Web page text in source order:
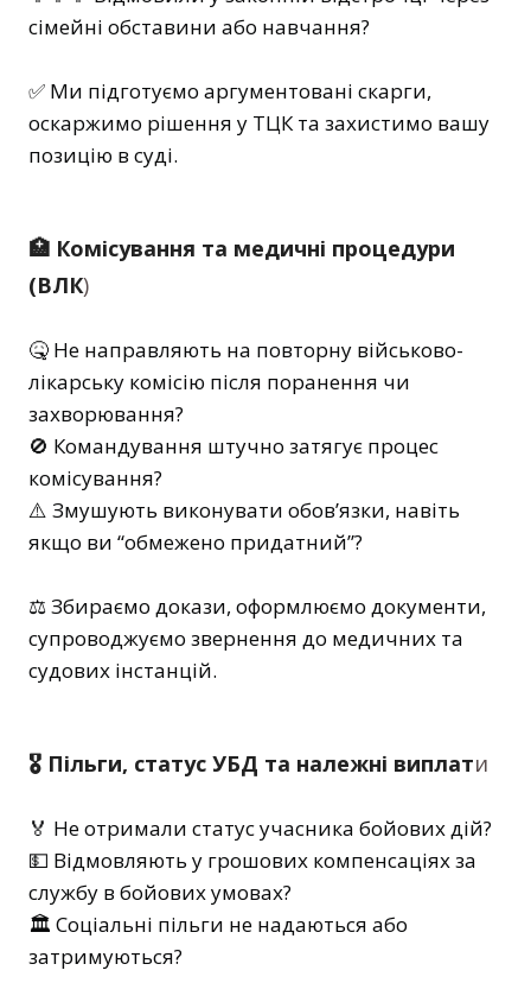
сімейні обставини або навчання?
✅ Ми підготуємо аргументовані скарги,
оскаржимо рішення у ТЦК та захистимо вашу
позицію в суді.
🏥 Комісування та медичні процедури
(ВЛК)
🤒 Не направляють на повторну військово-
лікарську комісію після поранення чи
захворювання?
🚫 Командування штучно затягує процес
комісування?
⚠️ Змушують виконувати обов’язки, навіть
якщо ви “обмежено придатний”?
⚖️ Збираємо докази, оформлюємо документи,
супроводжуємо звернення до медичних та
судових інстанцій.
🎖️ Пільги, статус УБД та належні виплати
🏅 Не отримали статус учасника бойових дій?
💵 Відмовляють у грошових компенсаціях за
службу в бойових умовах?
🏛 Соціальні пільги не надаються або
затримуються?